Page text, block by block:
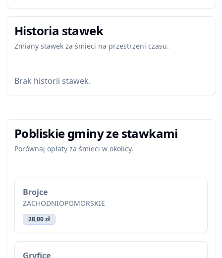
Historia stawek
Zmiany stawek za śmieci na przestrzeni czasu.
Brak historii stawek.
Pobliskie gminy ze stawkami
Porównaj opłaty za śmieci w okolicy.
Brojce
ZACHODNIOPOMORSKIE
28,00 zł
Gryfice